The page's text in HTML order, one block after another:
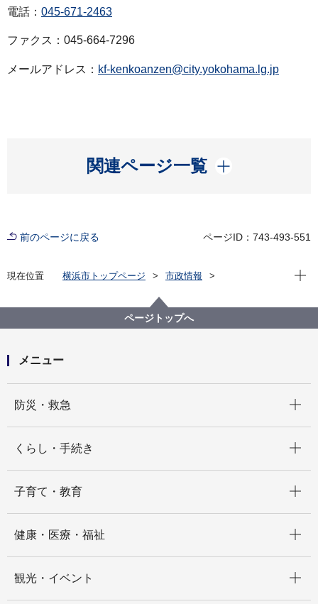
電話： 045-671-2463
ファクス：045-664-7296
メールアドレス： kf-kenkoanzen@city.yokohama.lg.jp
関連ページ一覧
開く
前のページに戻る ページID：743-493-551
現在位置 横浜市トップページ
市政情報
新型コロナウイルス感染症による新たな市内の患者確
認について
現在
ページトップへ
メニュー
防災・救急
くらし・手続き
子育て・教育
健康・医療・福祉
観光・イベント